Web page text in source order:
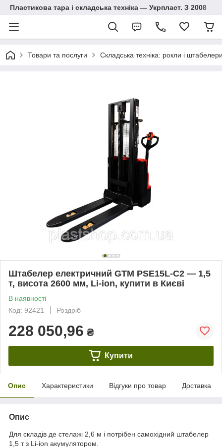
Пластикова тара і складська техніка — Укрпласт. З 2008
Товари та послуги Складська техніка: рокли і
Штабелер електричний GTM PSE15L-C2 — 1,5
т, висота 2600 мм, Li-ion, купити в Києві
В наявності
Код: 92421
Роздріб
228 050,96 ₴
Купити
Опис Характеристики Відгуки про товар Доставка
Опис
Для складів де стелажі 2,6 м і потрібен самохідний штабелер
1,5 т з Li-ion акумулятором.